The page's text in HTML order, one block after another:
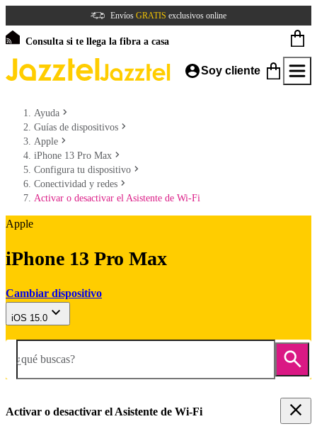
Envíos GRATIS exclusivos online
Consulta si te llega la fibra a casa
Soy cliente
Ayuda
Guías de dispositivos
Apple
iPhone 13 Pro Max
Configura tu dispositivo
Conectividad y redes
Activar o desactivar el Asistente de Wi-Fi
Apple
iPhone 13 Pro Max
Cambiar dispositivo
iOS 15.0
¿qué buscas?
Activar o desactivar el Asistente de Wi-Fi